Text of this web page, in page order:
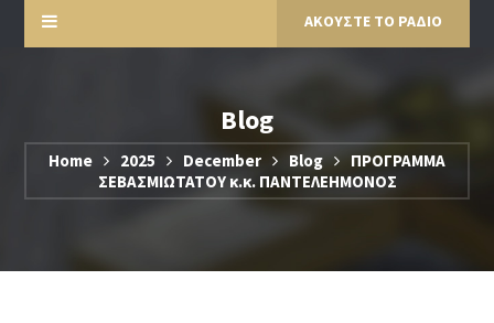
ΑΚΟΥΣΤΕ ΤΟ ΡΑΔΙΟ
Blog
Home 2025 December Blog
ΠΡΟΓΡΑΜΜΑ
ΣΕΒΑΣΜΙΩΤΑΤΟΥ κ.κ. ΠΑΝΤΕΛΕΗΜΟΝΟΣ